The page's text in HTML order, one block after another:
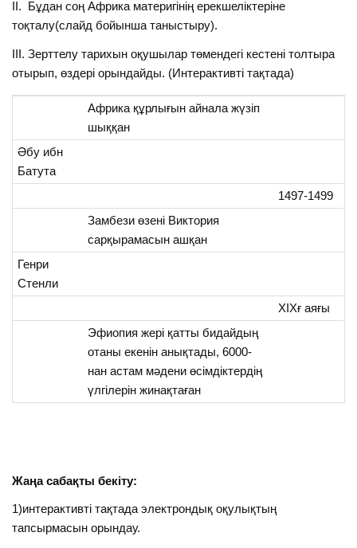
ІІ. Бұдан соң Африка материгінің ерекшеліктеріне
тоқталу(слайд бойынша таныстыру).
ІІІ. Зерттелу тарихын оқушылар төмендегі кестені толтыра
отырып, өздері орындайды. (Интерактивті тақтада)
Африка құрлығын айнала жүзіп
шыққан
Әбу ибн
Батута
1497-1499
Замбези өзені Виктория
сарқырамасын ашқан
Генри
Стенли
ХІХғ аяғы
Эфиопия жері қатты бидайдың
отаны екенін анықтады, 6000-
нан астам мәдени өсімдіктердің
үлгілерін жинақтаған
Жаңа сабақты бекіту:
1)интерактивті тақтада электрондық оқулықтың
тапсырмасын орындау.